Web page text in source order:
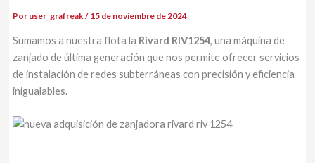
Por user_grafreak/ 15 de noviembre de 2024
Sumamos a nuestra flota la Rivard RIV1254, una máquina de
zanjado de última generación que nos permite ofrecer servicios
de instalación de redes subterráneas con precisión y eficiencia
inigualables.